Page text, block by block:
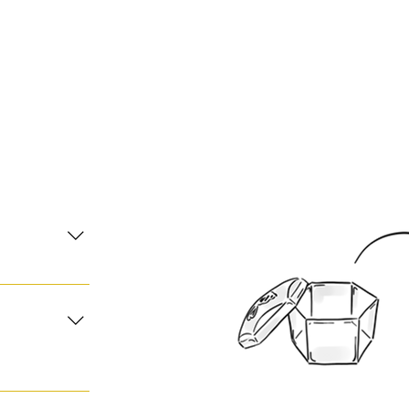
A la fin de la
ses
les miels